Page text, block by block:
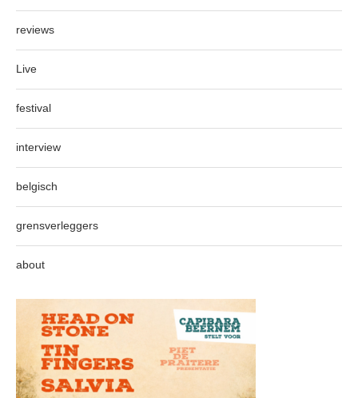
reviews
Live
festival
interview
belgisch
grensverleggers
about